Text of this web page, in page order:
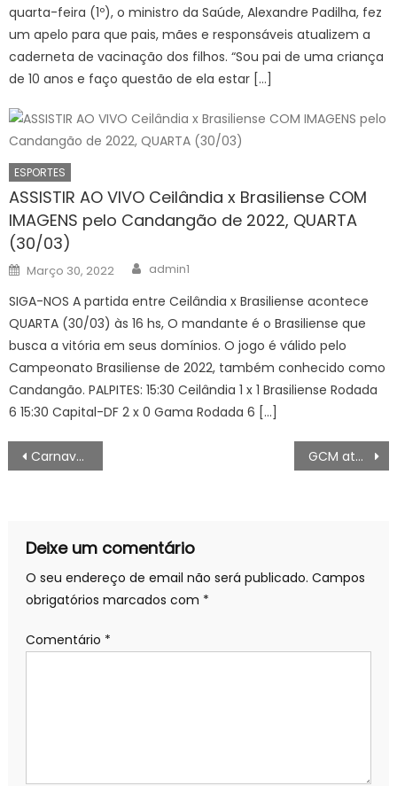
quarta-feira (1º), o ministro da Saúde, Alexandre Padilha, fez
um apelo para que pais, mães e responsáveis atualizem a
caderneta de vacinação dos filhos. “Sou pai de uma criança
de 10 anos e faço questão de ela estar […]
ESPORTES
ASSISTIR AO VIVO Ceilândia x Brasiliense COM
IMAGENS pelo Candangão de 2022, QUARTA
(30/03)
Posted
on
Março 30, 2022 Author
admin1
SIGA-NOS A partida entre Ceilândia x Brasiliense acontece
QUARTA (30/03) às 16 hs, O mandante é o Brasiliense que
busca a vitória em seus domínios. O jogo é válido pelo
Campeonato Brasiliense de 2022, também conhecido como
Candangão. PALPITES: 15:30 Ceilândia 1 x 1 Brasiliense Rodada
6 15:30 Capital-DF 2 x 0 Gama Rodada 6 […]
Navegação
de
Carnaval: equipes da Prefeitura dão orientações aos foliões GCM atende chamado com rapidez e evita agressão de vítima com medida protetiva – Agência de Notícias
Deixe um comentário
O seu endereço de email não será publicado. Campos
obrigatórios marcados com *
Comentário *